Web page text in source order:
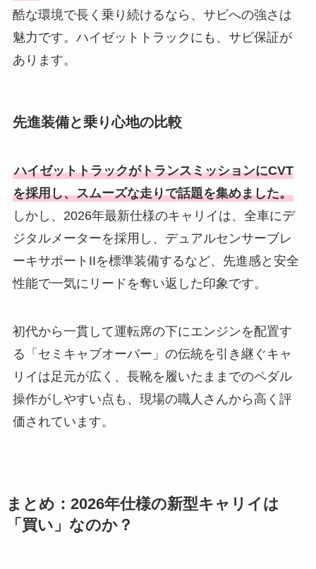
酷な環境で長く乗り続けるなら、サビへの強さは
魅力です。ハイゼットトラックにも、サビ保証が
あります。
先進装備と乗り心地の比較
ハイゼットトラックがトランスミッションにCVT
を採用し、スムーズな走りで話題を集めました。
しかし、2026年最新仕様のキャリイは、全車にデ
ジタルメーターを採用し、デュアルセンサーブレ
ーキサポートIIを標準装備するなど、先進感と安全
性能で一気にリードを奪い返した印象です。
初代から一貫して運転席の下にエンジンを配置す
る「セミキャブオーバー」の伝統を引き継ぐキャ
リイは足元が広く、長靴を履いたままでのペダル
操作がしやすい点も、現場の職人さんから高く評
価されています。
まとめ：2026年仕様の新型キャリイは
「買い」なのか？